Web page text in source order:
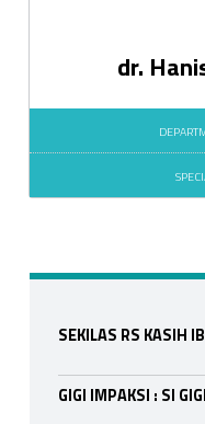
:
B
e
a
dr.
Sidebar
SEKILAS RS KASIH
GIGI IMPAKSI : SI